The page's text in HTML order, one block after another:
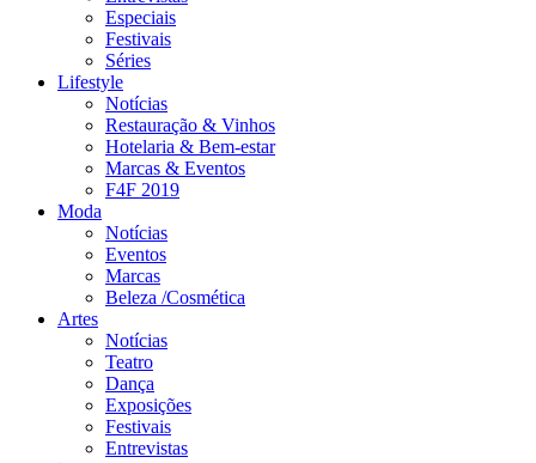
Especiais
Festivais
Séries
Lifestyle
Notícias
Restauração & Vinhos
Hotelaria & Bem-estar
Marcas & Eventos
F4F 2019
Moda
Notícias
Eventos
Marcas
Beleza /Cosmética
Artes
Notícias
Teatro
Dança
Exposições
Festivais
Entrevistas